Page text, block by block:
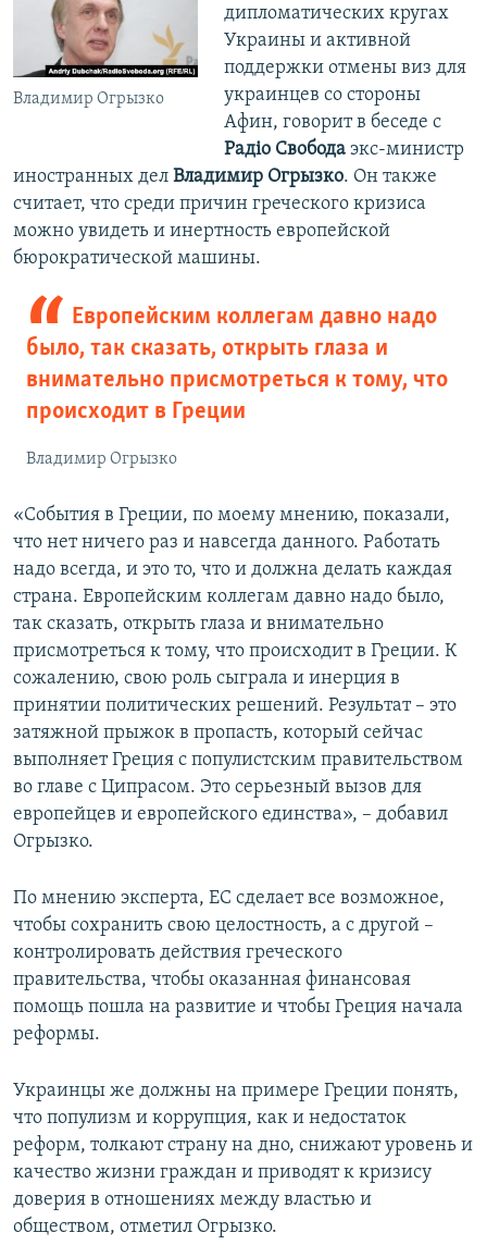
Владимир Огрызко
дипломатических кругах
Украины и активной
поддержки отмены виз для
украинцев со стороны
Афин, говорит в беседе с
Радіо Свободаэкс-министр
иностранных дел Владимир Огрызко. Он также
считает, что среди причин греческого кризиса
можно увидеть и инертность европейской
бюрократической машины.
Европейским коллегам давно надо
было, так сказать, открыть глаза и
внимательно присмотреться к тому, что
происходит в Греции
Владимир Огрызко
«События в Греции, по моему мнению, показали,
что нет ничего раз и навсегда данного. Работать
надо всегда, и это то, что и должна делать каждая
страна. Европейским коллегам давно надо было,
так сказать, открыть глаза и внимательно
присмотреться к тому, что происходит в Греции. К
сожалению, свою роль сыграла и инерция в
принятии политических решений. Результат – это
затяжной прыжок в пропасть, который сейчас
выполняет Греция с популистским правительством
во главе с Ципрасом. Это серьезный вызов для
европейцев и европейского единства», – добавил
Огрызко.
По мнению эксперта, ЕС сделает все возможное,
чтобы сохранить свою целостность, а с другой –
контролировать действия греческого
правительства, чтобы оказанная финансовая
помощь пошла на развитие и чтобы Греция начала
реформы.
Украинцы же должны на примере Греции понять,
что популизм и коррупция, как и недостаток
реформ, толкают страну на дно, снижают уровень и
качество жизни граждан и приводят к кризису
доверия в отношениях между властью и
обществом, отметил Огрызко.